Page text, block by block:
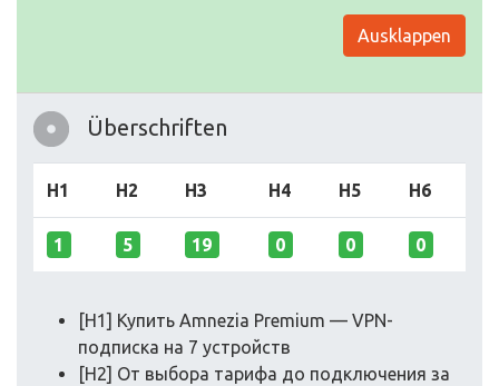
Ausklappen
Überschriften
H1 H2 H3 H4 H5 H6
1 5 19 0 0 0
[H1] Купить Amnezia Premium — VPN-
подписка на 7 устройств
[H2] От выбора тарифа до подключения за